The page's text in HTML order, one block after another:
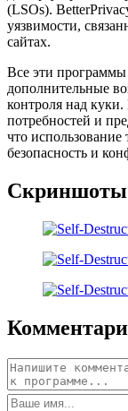
(LSOs).
уязвимости,
сайтах.
Все эти программы
дополнительные
контроля над
потребностей и
что
безопасность и
Скриншоты